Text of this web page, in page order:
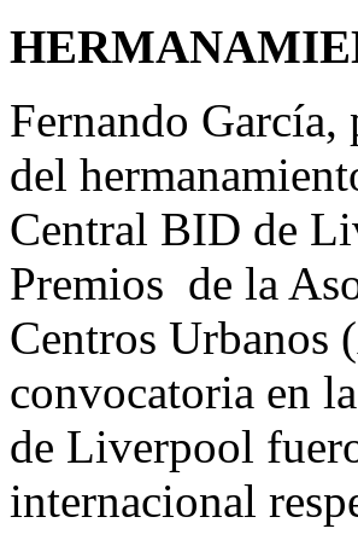
Fernando
del
Central BID de
Premios de la
Centros Urbanos
convocatoria en
de Liverpool
internacional